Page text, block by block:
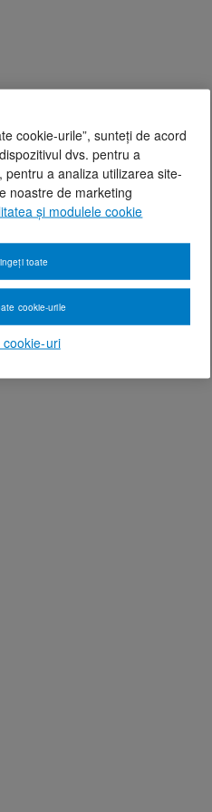
cookie-urile”, sunteți de acord
dvs. pentru a
a analiza utilizarea site-
noastre de marketing
și modulele cookie
uri
toate
cookie-urile